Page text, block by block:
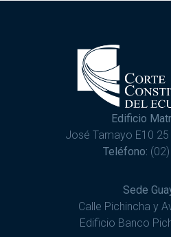
Edificio
José Tamayo E10
Teléfono:
Sede
Calle Pichincha y
Edificio Banco